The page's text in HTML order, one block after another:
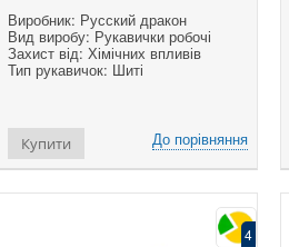
Виробник: Русский дракон
Вид виробу: Рукавички робочі
Захист від: Хімічних впливів
Тип рукавичок: Шиті
До порівняння
Купити
4